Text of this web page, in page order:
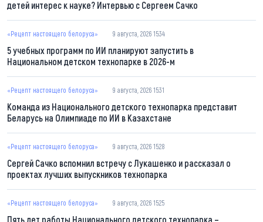
детей интерес к науке? Интервью с Сергеем Сачко
«Рецепт настоящего белоруса» 9 августа, 2026 15:34
5 учебных программ по ИИ планируют запустить в
Национальном детском технопарке в 2026-м
«Рецепт настоящего белоруса» 9 августа, 2026 15:31
Команда из Национального детского технопарка представит
Беларусь на Олимпиаде по ИИ в Казахстане
«Рецепт настоящего белоруса» 9 августа, 2026 15:28
Сергей Сачко вспомнил встречу с Лукашенко и рассказал о
проектах лучших выпускников технопарка
«Рецепт настоящего белоруса» 9 августа, 2026 15:25
Пять лет работы Национального детского технопарка –